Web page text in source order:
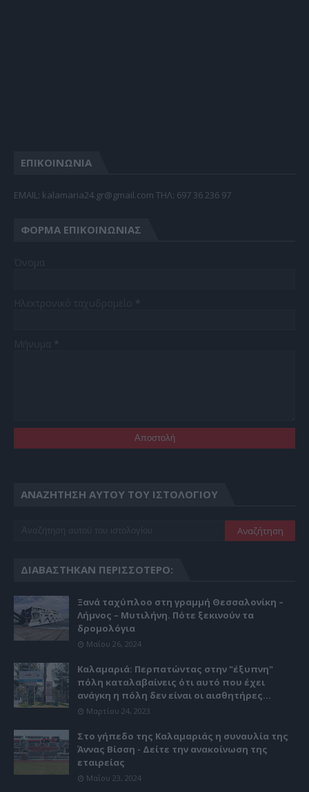
ΕΠΙΚΟΙΝΩΝΙΑ
EMAIL: kalamaria24.gr@gmail.com TΗΛ: 697 36 236 97
ΦΌΡΜΑ ΕΠΙΚΟΙΝΩΝΊΑΣ
ΑΝΑΖΉΤΗΣΗ ΑΥΤΟΎ ΤΟΥ ΙΣΤΟΛΟΓΊΟΥ
ΔΙΑΒΆΣΤΗΚΑΝ ΠΕΡΙΣΣΌΤΕΡΟ:
Ξανά ταχύπλοο στη γραμμή Θεσσαλονίκη –
Λήμνος – Μυτιλήνη. Πότε ξεκινούν τα
δρομολόγια
Μαΐου 26, 2024
Καλαμαριά: Περπατώντας στην "έξυπνη"
πόλη καταλαβαίνεις ότι αυτό που έχει
ανάγκη η πόλη δεν είναι οι αισθητήρες...
Μαρτίου 24, 2023
Στο γήπεδο της Καλαμαριάς η συναυλία της
Άννας Βίσση - Δείτε την ανακοίνωση της
εταιρείας
Μαΐου 23, 2024